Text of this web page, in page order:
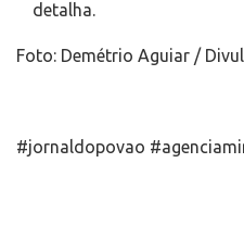
detalha.
Foto: Demétrio Aguiar /
#jornaldopovao